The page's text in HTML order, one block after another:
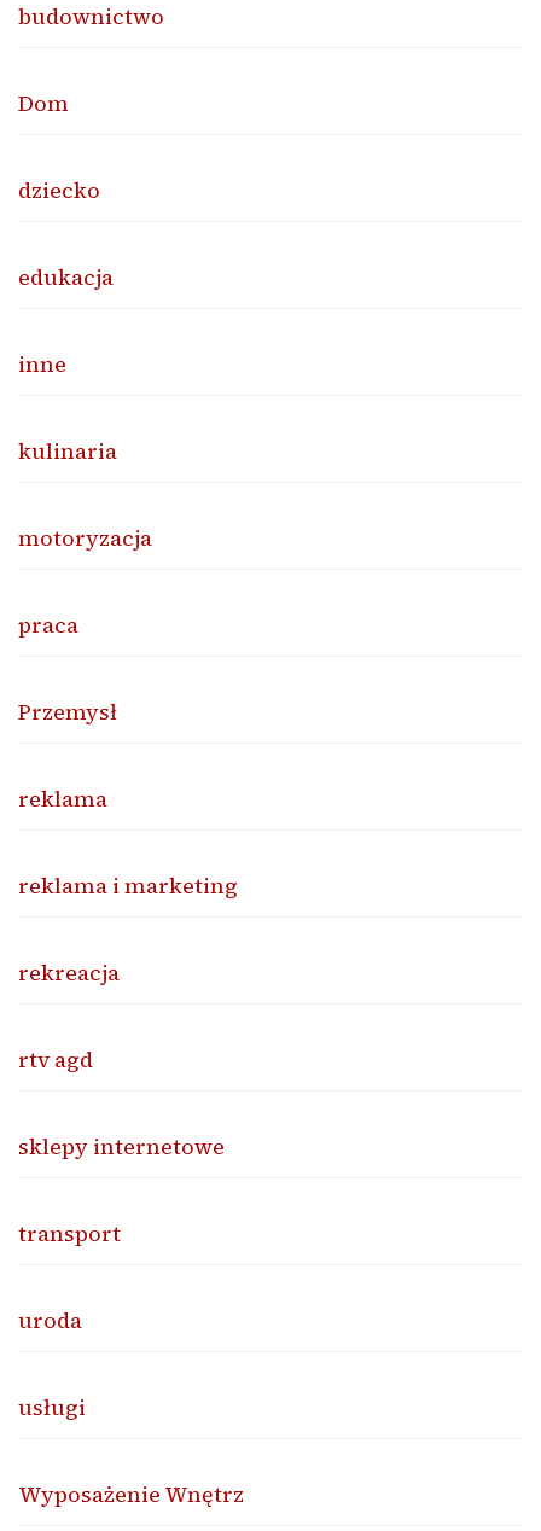
budownictwo
Dom
dziecko
edukacja
inne
kulinaria
motoryzacja
praca
Przemysł
reklama
reklama i marketing
rekreacja
rtv agd
sklepy internetowe
transport
uroda
usługi
Wyposażenie Wnętrz